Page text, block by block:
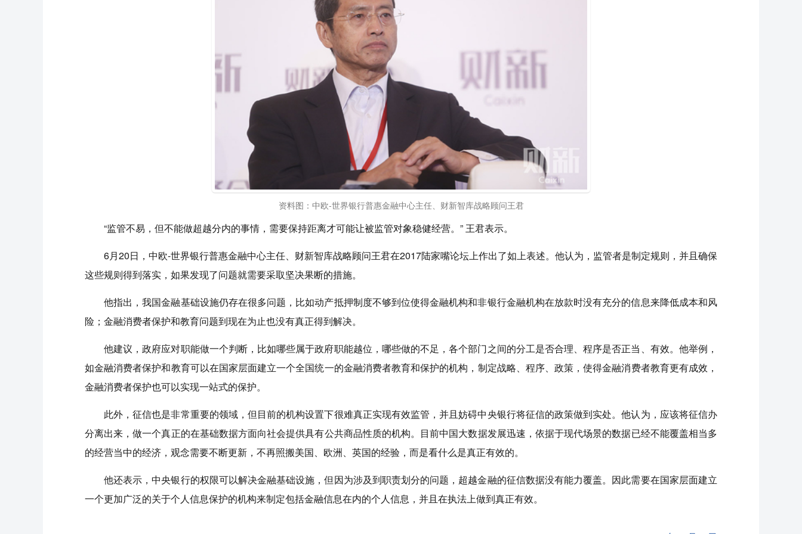
资料图：中欧-世界银行普惠金融中心主任、财新智库战略顾问王君
“监管不易，但不能做超越分内的事情，需要保持距离才可能让被监管对象稳健经营。” 王君表示。
6月20日，中欧-世界银行普惠金融中心主任、财新智库战略顾问王君在2017陆家嘴论坛上作出了如上表述。他认为，监管者是制定规则，并且确保
这些规则得到落实，如果发现了问题就需要采取坚决果断的措施。
他指出，我国金融基础设施仍存在很多问题，比如动产抵押制度不够到位使得金融机构和非银行金融机构在放款时没有充分的信息来降低成本和风
险；金融消费者保护和教育问题到现在为止也没有真正得到解决。
他建议，政府应对职能做一个判断，比如哪些属于政府职能越位，哪些做的不足，各个部门之间的分工是否合理、程序是否正当、有效。他举例，
如金融消费者保护和教育可以在国家层面建立一个全国统一的金融消费者教育和保护的机构，制定战略、程序、政策，使得金融消费者教育更有成效，
金融消费者保护也可以实现一站式的保护。
此外，征信也是非常重要的领域，但目前的机构设置下很难真正实现有效监管，并且妨碍中央银行将征信的政策做到实处。他认为，应该将征信办
分离出来，做一个真正的在基础数据方面向社会提供具有公共商品性质的机构。目前中国大数据发展迅速，依据于现代场景的数据已经不能覆盖相当多
的经营当中的经济，观念需要不断更新，不再照搬美国、欧洲、英国的经验，而是看什么是真正有效的。
他还表示，中央银行的权限可以解决金融基础设施，但因为涉及到职责划分的问题，超越金融的征信数据没有能力覆盖。因此需要在国家层面建立
一个更加广泛的关于个人信息保护的机构来制定包括金融信息在内的个人信息，并且在执法上做到真正有效。